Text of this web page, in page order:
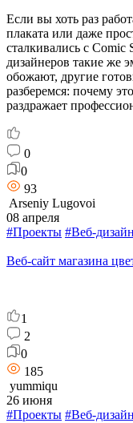
Если вы хоть раз
плаката или даже
сталкивались с
дизайнеров такие же
обожают, другие
разберемся: почему
раздражает
0
0
93
Arseniy Lugovoi
08 апреля
#Проекты #Веб-дизайн
Веб-сайт магазина
1
2
0
185
yummiqu
26 июня
#Проекты #Веб-дизайн